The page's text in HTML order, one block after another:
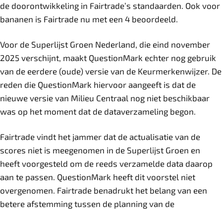
de doorontwikkeling in Fairtrade’s standaarden. Ook voor
bananen is Fairtrade nu met een 4 beoordeeld.
Voor de Superlijst Groen Nederland, die eind november
2025 verschijnt, maakt QuestionMark echter nog gebruik
van de eerdere (oude) versie van de Keurmerkenwijzer. De
reden die QuestionMark hiervoor aangeeft is dat de
nieuwe versie van Milieu Centraal nog niet beschikbaar
was op het moment dat de dataverzameling begon.
Fairtrade vindt het jammer dat de actualisatie van de
scores niet is meegenomen in de Superlijst Groen en
heeft voorgesteld om de reeds verzamelde data daarop
aan te passen. QuestionMark heeft dit voorstel niet
overgenomen. Fairtrade benadrukt het belang van een
betere afstemming tussen de planning van de